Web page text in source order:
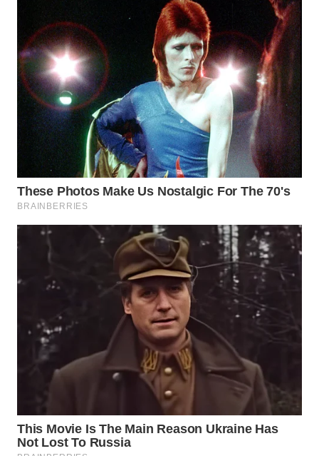
SAMOSIR
WN
PADANG
LAWAS
WN
SUMEDANG
CIANJUR
WN
KEPULAUAN
TANGERANG
WN
BINJAI
CIREBON